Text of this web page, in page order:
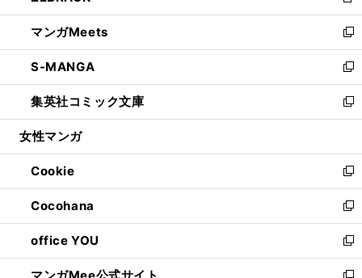
開
く
ウ
で
開
く
ン
ド
ウ
で
開
く
ウ
ィ
ン
ド
ウ
で
開
し
い
ウ
ィ
ン
ド
ウ
開
く
マンガMeets
新
し
い
ウ
ィ
ン
ウ
で
開
く
S-MANGA
新
し
い
ウ
ン
ド
ウ
で
開
く
集英社コミック文庫
新
し
ウ
ィ
ン
ド
ウ
で
開
く
女性マンガ
Cookie
新
し
い
ウ
ィ
ン
Cocohana
新
し
い
ウ
office YOU
新
し